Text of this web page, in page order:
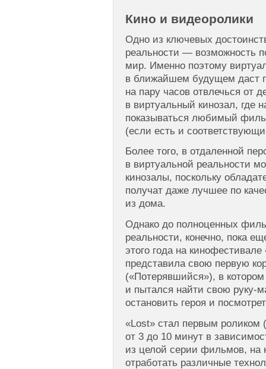
Кино и видеоролики
Одно из ключевых
реальности — возможность
мир. Именно поэтому
в ближайшем будущем даст
на пару часов отвлечься от
в виртуальный кинозал, где
показываться любимый
(если есть и
Более того, в отдаленной
в виртуальной реальности
кинозалы, поскольку
получат даже лучшее по
из дома.
Однако до полноценных
реальности, конечно, пока
этого года на
представила свою первую
(«Потерявшийся»), в
и пытался найти свою руку-
остановить героя и
«Lost» стал первым роликом
от 3 до 10 минут в
из целой серии фильмов, на
отработать различные